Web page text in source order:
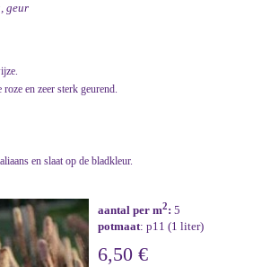
geur
en zeer sterk geurend.
en slaat op de bladkleur.
aantal per m2: 5
potmaat: p11 (1 liter)
6,50 €